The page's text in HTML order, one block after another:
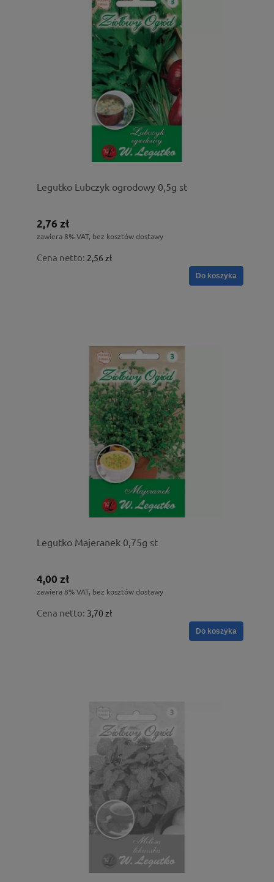
Legutko Lubczyk ogrodowy 0,5g st
2,76 zł
zawiera 8% VAT, bez kosztów dostawy
Cena netto: 2,56 zł
Do koszyka
Legutko Majeranek 0,75g st
4,00 zł
zawiera 8% VAT, bez kosztów dostawy
Cena netto: 3,70 zł
Do koszyka